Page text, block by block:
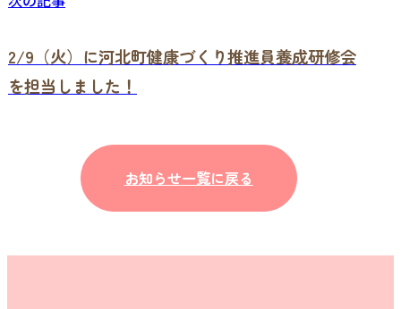
2/9（火）に河北町健康づくり推進員養成研修会
を担当しました！
お知らせ一覧に戻る